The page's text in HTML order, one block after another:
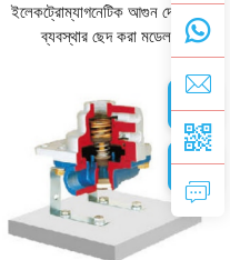
ইলেকট্রোম্যাগনেটিক আগুন দেওয়ার
ব্যবস্থার ছেদ করা মডেল